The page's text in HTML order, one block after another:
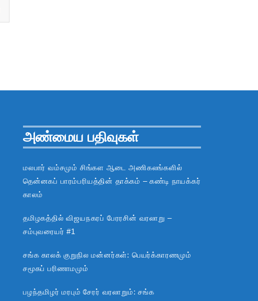
அண்மைய பதிவுகள்
மலபார் வம்சமும் சிங்கள ஆடை அணிகலங்களில்
தென்னகப் பாரம்பரியத்தின் தாக்கம் – கண்டி நாயக்கர்
காலம்
தமிழகத்தில் விஜயநகரப் பேரரசின் வரலாறு –
சம்புவரையர் #1
சங்க காலக் குறுநில மன்னர்கள்: பெயர்க்காரணமும்
சமூகப் பரிணாமமும்
பழந்தமிழர் மரபும் சேரர் வரலாறும்: சங்க